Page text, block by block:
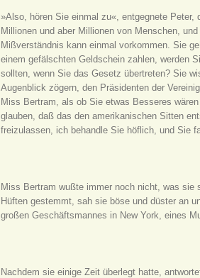
»Also, hören Sie einmal zu«, entgegnete
Millionen und aber Millionen von Menschen,
Mißverständnis kann einmal vorkommen. Sie
einem gefälschten Geldschein zahlen, werden
sollten, wenn Sie das Gesetz übertreten? Sie
Augenblick zögern, den Präsidenten der
Miss Bertram, als ob Sie etwas Besseres
glauben, daß das den amerikanischen Sitten
freizulassen, ich behandle Sie höflich, und Sie
Miss Bertram wußte immer noch nicht, was sie
Hüften gestemmt, sah sie böse und düster an
großen Geschäftsmannes in New York, eines
Nachdem sie einige Zeit überlegt hatte,